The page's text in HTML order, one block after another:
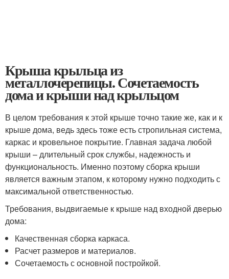
Крыша крыльца из
металлочерепицы. Сочетаемость
дома и крыши над крыльцом
В целом требования к этой крыше точно такие же, как и к
крыше дома, ведь здесь тоже есть стропильная система,
каркас и кровельное покрытие. Главная задача любой
крыши – длительный срок службы, надежность и
функциональность. Именно поэтому сборка крыши
является важным этапом, к которому нужно подходить с
максимальной ответственностью.
Требования, выдвигаемые к крыше над входной дверью
дома:
Качественная сборка каркаса.
Расчет размеров и материалов.
Сочетаемость с основной постройкой.